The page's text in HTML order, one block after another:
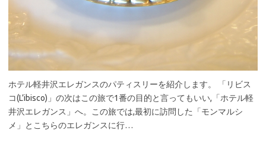
ホテル軽井沢エレガンスのパティスリーを紹介します。 「リビス
コ(L’ibisco)」の次はこの旅で1番の目的と言ってもいい,「ホテル軽
井沢エレガンス」へ。この旅では,最初に訪問した「モンマルシ
メ」とこちらのエレガンスに行…